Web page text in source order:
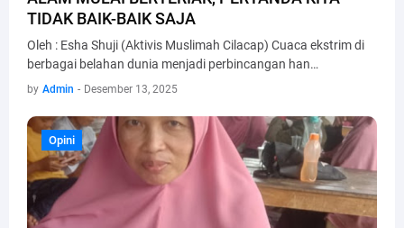
TIDAK BAIK-BAIK SAJA
Oleh : Esha Shuji (Aktivis Muslimah Cilacap) Cuaca ekstrim di
berbagai belahan dunia menjadi perbincangan han…
by Admin - Desember 13, 2025
Opini
Opini